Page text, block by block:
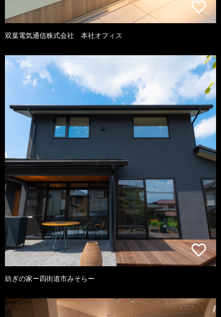
双葉電気通信株式会社 本社オフィス
紡ぎの家ー四街道市みそらー